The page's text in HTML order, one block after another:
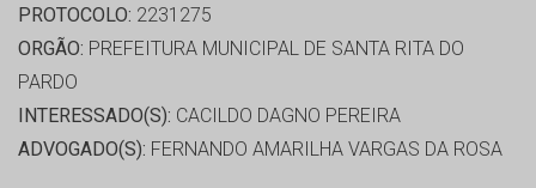
PROTOCOLO: 2231275
ORGÃO: PREFEITURA MUNICIPAL DE SANTA RITA DO
PARDO
INTERESSADO(S): CACILDO DAGNO PEREIRA
ADVOGADO(S): FERNANDO AMARILHA VARGAS DA ROSA